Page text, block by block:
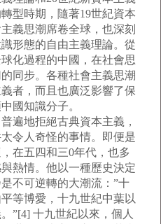
型時期，隨著19世紀資本
義思潮席卷全球，也深刻
形態的自由主義理論。從
化過程的中國，在社會思
同步。各種社會主義思潮
者，而且也廣泛影響了保
國知識分子。
遍地拒絕古典資本主義，
令人奇怪的事情。即便是
在五四和三0年代，也多
熱情。他以一種歷史決定
不可逆轉的大潮流：”十
等博愛，十九世紀中葉以
”[4] 十九世紀以來，個人